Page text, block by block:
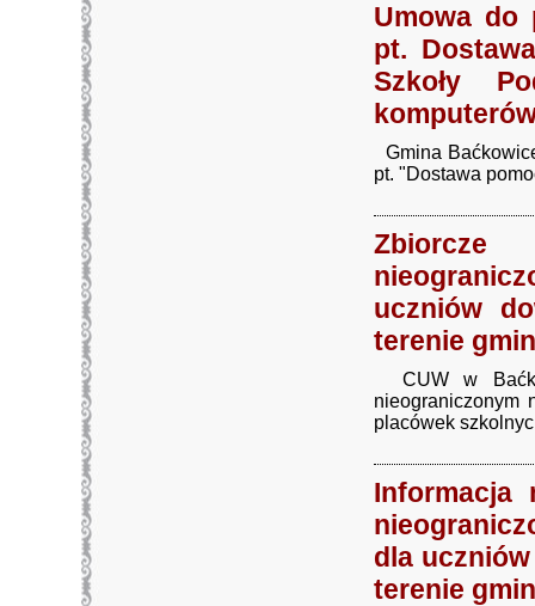
Umowa do
pt.
Szkoły
Gmina
pt. "Dostawa
uczniów
terenie
CUW w
nieograniczonym
placówek
Informacja
dla
terenie